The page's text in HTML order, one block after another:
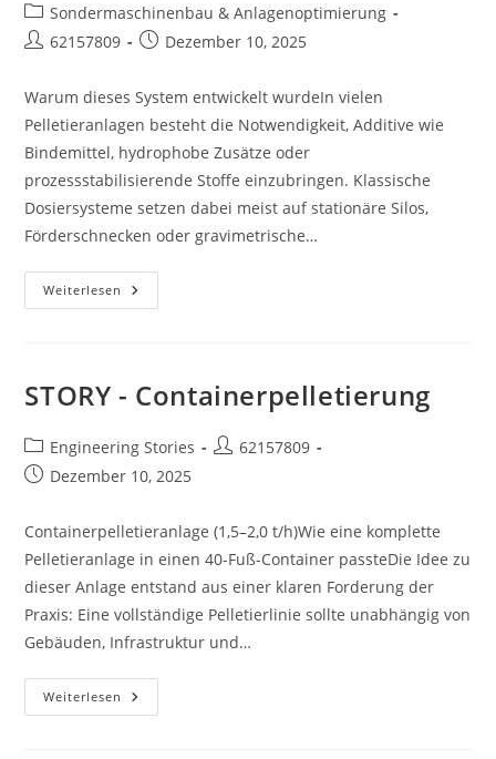
Beitrags-
Kategorie:
Sondermaschinenbau & Anlagenoptimierung
Beitrags-
62157809
BeitragDezember 10, 2025
Warum dieses System entwickelt wurdeIn vielen
Pelletieranlagen besteht die Notwendigkeit, Additive wie
Bindemittel, hydrophobe Zusätze oder
prozessstabilisierende Stoffe einzubringen. Klassische
Dosiersysteme setzen dabei meist auf stationäre Silos,
Förderschnecken oder gravimetrische…
Weiterlesen STORY
-
STORY - Containerpelletierung
Beitrags-
Kategorie:
Engineering Stories
Beitrags-
62157809
BeitragDezember 10, 2025
Containerpelletieranlage (1,5–2,0 t/h)Wie eine komplette
Pelletieranlage in einen 40-Fuß-Container passteDie Idee zu
dieser Anlage entstand aus einer klaren Forderung der
Praxis: Eine vollständige Pelletierlinie sollte unabhängig von
Gebäuden, Infrastruktur und…
Weiterlesen STORY
-